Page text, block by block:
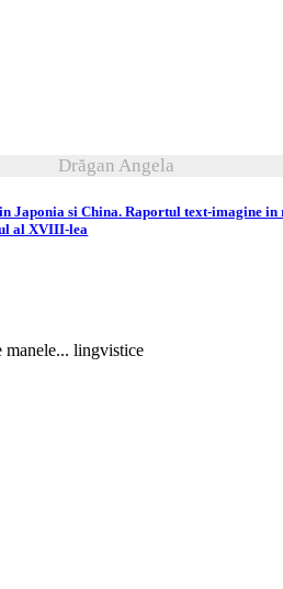
Drăgan Angela
Japonia si China. Raportul text-imagine in
al XVIII-lea